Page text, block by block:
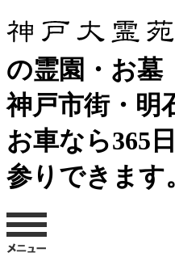
の霊園・お墓
神戸市街・明
お車なら365
参りできます